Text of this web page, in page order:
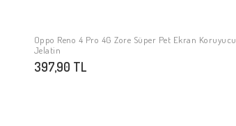
SEPETE EKLE
Oppo Reno 4 Pro 4G Zore Süper Pet Ekran Koruyucu
Jelatin
397,90 TL